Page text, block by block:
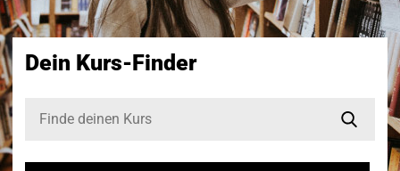
Dein Kurs-Finder